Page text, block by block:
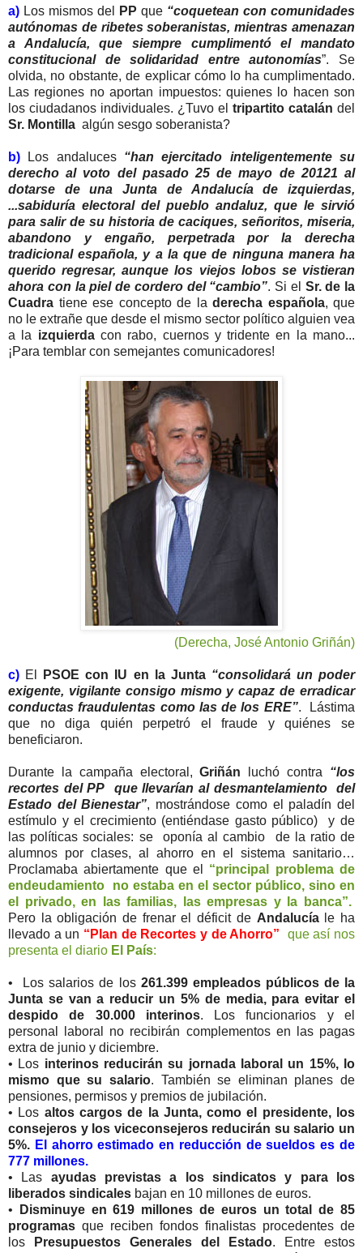
a) Los mismos del PP que “coquetean con comunidades
autónomas de ribetes soberanistas, mientras amenazan
a Andalucía, que siempre cumplimentó el mandato
constitucional de solidaridad entre autonomías”. Se
olvida, no obstante, de explicar cómo lo ha cumplimentado.
Las regiones no aportan impuestos: quienes lo hacen son
los ciudadanos individuales. ¿Tuvo el tripartito catalán del
Sr. Montilla algún sesgo soberanista?
b) Los andaluces “han ejercitado inteligentemente su
derecho al voto del pasado 25 de mayo de 20121 al
dotarse de una Junta de Andalucía de izquierdas,
...sabiduría electoral del pueblo andaluz, que le sirvió
para salir de su historia de caciques, señoritos, miseria,
abandono y engaño, perpetrada por la derecha
tradicional española, y a la que de ninguna manera ha
querido regresar, aunque los viejos lobos se vistieran
ahora con la piel de cordero del “cambio”. Si el Sr. de la
Cuadra tiene ese concepto de la derecha española, que
no le extrañe que desde el mismo sector político alguien vea
a la izquierdacon rabo, cuernos y tridente en la mano...
¡Para temblar con semejantes comunicadores!
(Derecha, José Antonio Griñán)
c) El PSOE con IU en la Junta “consolidará un poder
exigente, vigilante consigo mismo y capaz de erradicar
conductas fraudulentas como las de los ERE”. Lástima
que no diga quién perpetró el fraude y quiénes se
beneficiaron.
Durante la campaña electoral,Griñán luchó contra “los
recortes del PP que llevarían al desmantelamiento del
Estado del Bienestar”, mostrándose como el paladín del
estímulo y el crecimiento (entiéndase gasto público) y de
las políticas sociales: se oponía al cambio de la ratio de
alumnos por clases, al ahorro en el sistema sanitario…
Proclamaba abiertamente que el “principal problema de
endeudamiento no estaba en el sector público, sino en
el privado, en las familias, las empresas y la banca”.
Pero la obligación de frenar el déficit de Andalucíale ha
llevado a un “Plan de Recortes y de Ahorro”
que así nos
presenta el diario El País:
• Los salarios de los 261.399 empleados públicos de la
Junta se van a reducir un 5% de media, para evitar el
despido de 30.000 interinos. Los funcionarios y el
personal laboral no recibirán complementos en las pagas
extra de junio y diciembre.
• Los interinos reducirán su jornada laboral un 15%, lo
mismo que su salario. También se eliminan planes de
pensiones, permisos y premios de jubilación.
• Los altos cargos de la Junta, como el presidente, los
consejeros y los viceconsejeros reducirán su salario un
5%. El ahorro estimado en reducción de sueldos es de
777 millones.
• Las ayudas previstas a los sindicatos y para los
liberados sindicales bajan en 10 millones de euros.
•
Disminuye en 619 millones de euros un total de 85
programas que reciben fondos finalistas procedentes de
los
Presupuestos Generales del Estado. Entre estos